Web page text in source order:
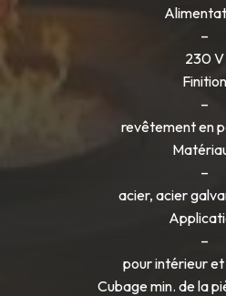
–
230 V
Finition
–
revêtement en
–
acier, acier
–
pour intérieur
Cubage min. de la